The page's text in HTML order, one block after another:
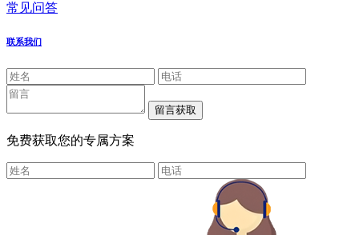
常见问答
联系我们
免费获取您的专属方案